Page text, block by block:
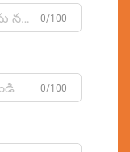
0/100
0/100